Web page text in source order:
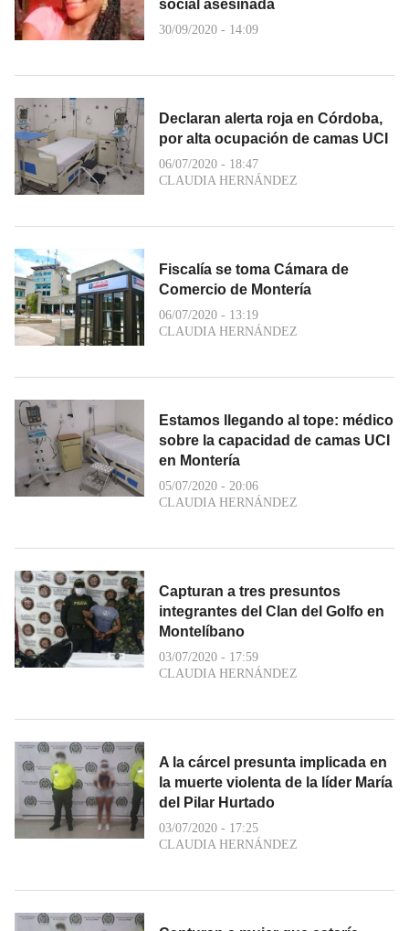
social asesinada
30/09/2020 - 14:09
Declaran alerta roja en Córdoba,
por alta ocupación de camas UCI
06/07/2020 - 18:47
CLAUDIA HERNÁNDEZ
Fiscalía se toma Cámara de
Comercio de Montería
06/07/2020 - 13:19
CLAUDIA HERNÁNDEZ
Estamos llegando al tope: médico
sobre la capacidad de camas UCI
en Montería
05/07/2020 - 20:06
CLAUDIA HERNÁNDEZ
Capturan a tres presuntos
integrantes del Clan del Golfo en
Montelíbano
03/07/2020 - 17:59
CLAUDIA HERNÁNDEZ
A la cárcel presunta implicada en
la muerte violenta de la líder María
del Pilar Hurtado
03/07/2020 - 17:25
CLAUDIA HERNÁNDEZ